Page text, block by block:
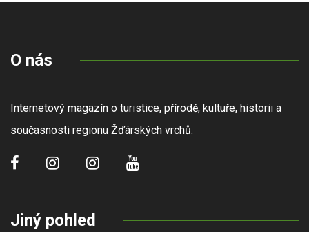
O nás
Internetový magazín o turistice, přírodě, kultuře, historii a
současnosti regionu Žďárských vrchů.
Jiný pohled